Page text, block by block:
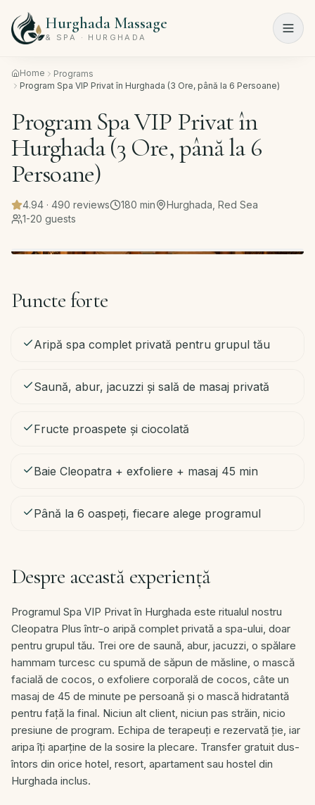
Hurghada Massage
& SPA · HURGHADA
Menu
Acasă
Programe
spa
Salon
de
înfrumusețare
Home
Programs
Program Spa VIP Privat în Hurghada (3 Ore, până la 6 Persoane)
Program Spa VIP Privat în
Hurghada (3 Ore, până la 6
Persoane)
4.94 · 490 reviews 180 min
Hurghada, Red Sea
1-20 guests
Puncte forte
Aripă spa complet privată pentru grupul tău
Saună, abur, jacuzzi și sală de masaj privată
Fructe proaspete și ciocolată
Baie Cleopatra + exfoliere + masaj 45 min
Până la 6 oaspeți, fiecare alege programul
Despre această experiență
Programul Spa VIP Privat în Hurghada este ritualul nostru
Cleopatra Plus într-o aripă complet privată a spa-ului, doar
pentru grupul tău. Trei ore de saună, abur, jacuzzi, o spălare
hammam turcesc cu spumă de săpun de măsline, o mască
facială de cocos, o exfoliere corporală de cocos, câte un
masaj de 45 de minute pe persoană și o mască hidratantă
pentru față la final. Niciun alt client, niciun pas străin, nicio
presiune de program. Echipa de terapeuți e rezervată ție, iar
aripa îți aparține de la sosire la plecare. Transfer gratuit dus-
întors din orice hotel, resort, apartament sau hostel din
Hurghada inclus.